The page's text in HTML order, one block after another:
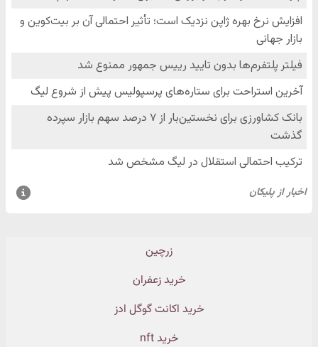
زرچین
خرید زعفران
خرید اکانت گوگل ادز
خرید nft